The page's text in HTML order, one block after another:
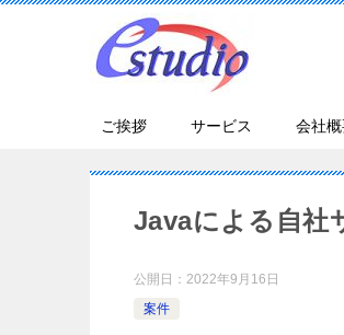
ご挨拶 サービス 会社
Javaによる自社
公開日： 2022年9月16日
案件